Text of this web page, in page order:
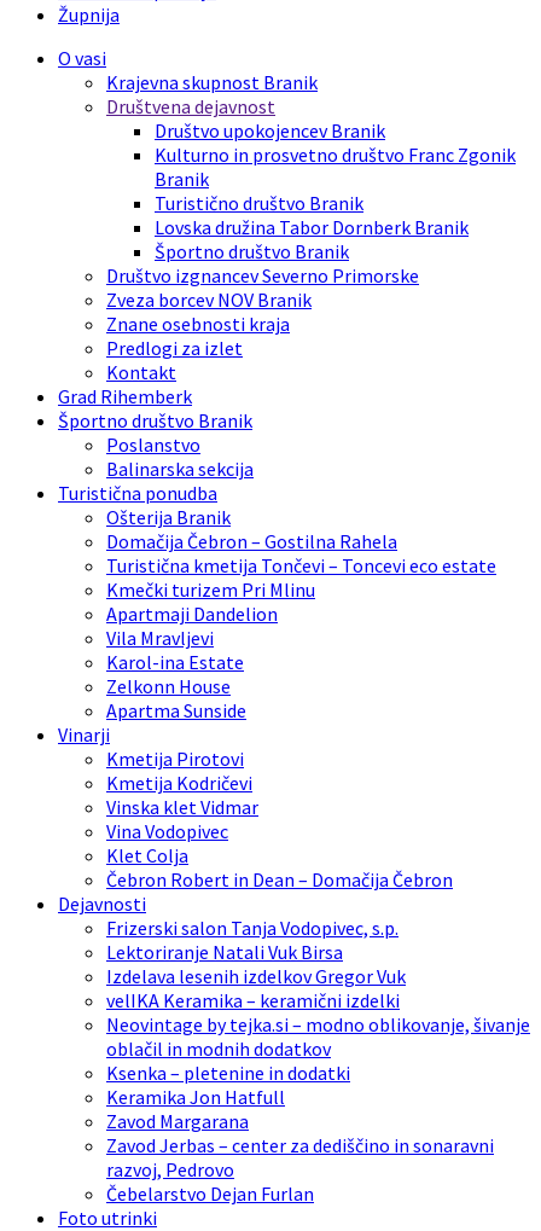
Župnija
O vasi
Krajevna skupnost Branik
Društvena dejavnost
Društvo upokojencev Branik
Kulturno in prosvetno društvo Franc Zgonik
Branik
Turistično društvo Branik
Lovska družina Tabor Dornberk Branik
Športno društvo Branik
Društvo izgnancev Severno Primorske
Zveza borcev NOV Branik
Znane osebnosti kraja
Predlogi za izlet
Kontakt
Grad Rihemberk
Športno društvo Branik
Poslanstvo
Balinarska sekcija
Turistična ponudba
Ošterija Branik
Domačija Čebron – Gostilna Rahela
Turistična kmetija Tončevi – Toncevi eco estate
Kmečki turizem Pri Mlinu
Apartmaji Dandelion
Vila Mravljevi
Karol-ina Estate
Zelkonn House
Apartma Sunside
Vinarji
Kmetija Pirotovi
Kmetija Kodričevi
Vinska klet Vidmar
Vina Vodopivec
Klet Colja
Čebron Robert in Dean – Domačija Čebron
Dejavnosti
Frizerski salon Tanja Vodopivec, s.p.
Lektoriranje Natali Vuk Birsa
Izdelava lesenih izdelkov Gregor Vuk
velIKA Keramika – keramični izdelki
Neovintage by tejka.si – modno oblikovanje, šivanje
oblačil in modnih dodatkov
Ksenka – pletenine in dodatki
Keramika Jon Hatfull
Zavod Margarana
Zavod Jerbas – center za dediščino in sonaravni
razvoj, Pedrovo
Čebelarstvo Dejan Furlan
Foto utrinki